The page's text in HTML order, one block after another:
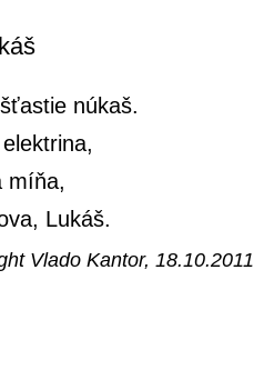
núkaš.
míňa,
Lukáš.
Vlado Kantor, 18.10.2011